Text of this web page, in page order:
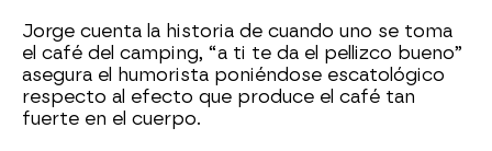
Jorge cuenta la historia de cuando uno se toma
el café del camping, “a ti te da el pellizco bueno”
asegura el humorista poniéndose escatológico
respecto al efecto que produce el café tan
fuerte en el cuerpo.